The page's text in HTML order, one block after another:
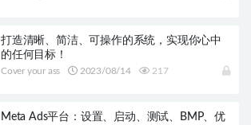
打造清晰、简洁、可操作的系统，实现你心中
的任何目标！
Cover your ass 2023/08/14 217
Meta Ads平台：设置、启动、测试、BMP、优